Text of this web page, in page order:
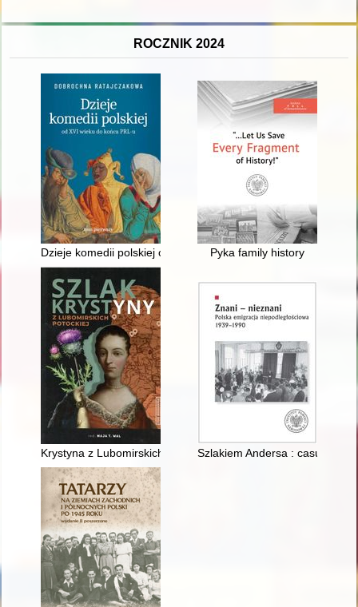
ROCZNIK 2024
Dzieje komedii polskiej od XVI wieku do końca PRL-u. T. 1
Pyka family history
Krystyna z Lubomirskich Potocka : rys biograficzny
Szlakiem Andersa : casus